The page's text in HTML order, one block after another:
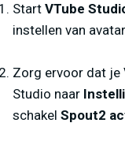
Start VTube
instellen van
Zorg ervoor dat je
Studio naar
schakel Spout2